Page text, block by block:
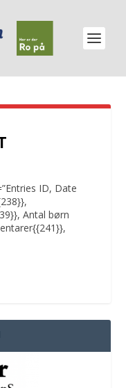
ID, Date
Antal børn